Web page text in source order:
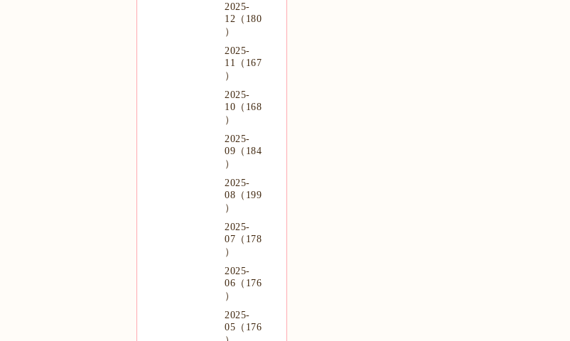
2025-
12（180
）
2025-
11（167
）
2025-
10（168
）
2025-
09（184
）
2025-
08（199
）
2025-
07（178
）
2025-
06（176
）
2025-
05（176